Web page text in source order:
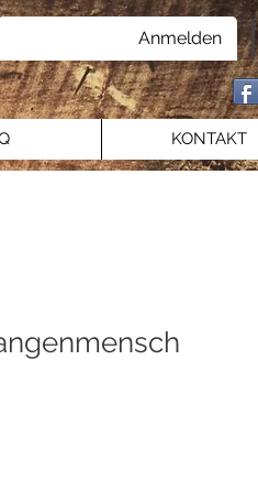
Anmelden
KONTAKT